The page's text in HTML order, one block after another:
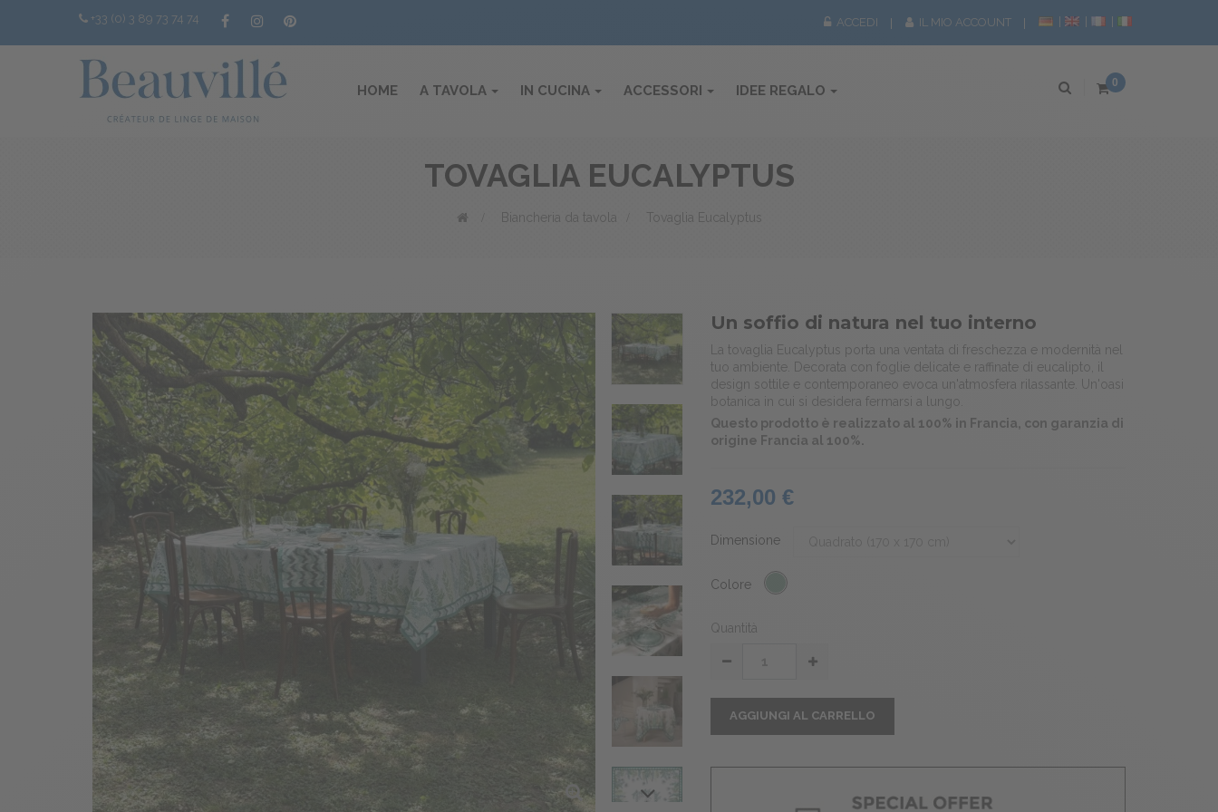
+33 (0) 3 89 73 74 74 ACCEDI IL MIO ACCOUNT
HOME A TAVOLA IN CUCINA ACCESSORI IDEE REGALO 0
Biancheria da tavola Tovaglia Eucalyptus
TOVAGLIA EUCALYPTUS
Un soffio di natura nel tuo interno
La tovaglia Eucalyptus porta una ventata di freschezza e modernità nel
tuo ambiente. Decorata con foglie delicate e raffinate di eucalipto, il
design sottile e contemporaneo evoca un'atmosfera rilassante. Un'oasi
botanica in cui si desidera fermarsi a lungo.
Questo prodotto è realizzato al 100% in Francia, con garanzia di
origine Francia al 100%.
232,00 €
Dimensione
Colore
Quantità
AGGIUNGI AL CARRELLO